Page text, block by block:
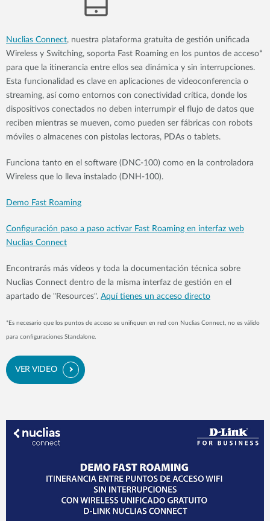
Nuclias Connect, nuestra plataforma gratuita de gestión unificada
Wireless y Switching, soporta Fast Roaming en los puntos de acceso*
para que la itinerancia entre ellos sea dinámica y sin interrupciones.
Esta funcionalidad es clave en aplicaciones de videoconferencia o
streaming, así como entornos con conectividad crítica, donde los
dispositivos conectados no deben interrumpir el flujo de datos que
reciben mientras se mueven, como pueden ser fábricas con robots
móviles o almacenes con pistolas lectoras, PDAs o tablets.
Funciona tanto en el software (DNC-100) como en la controladora
Wireless que lo lleva instalado (DNH-100).
Demo Fast Roaming
Configuración paso a paso activar Fast Roaming en interfaz web
Nuclias Connect
Encontrarás más vídeos y toda la documentación técnica sobre
Nuclias Connect dentro de la misma interfaz de gestión en el
apartado de "Resources". Aquí tienes un acceso directo
* Es necesario que los puntos de acceso se unifiquen en red con Nuclias Connect, no es válido
para configuraciones Standalone.
VER VIDEO